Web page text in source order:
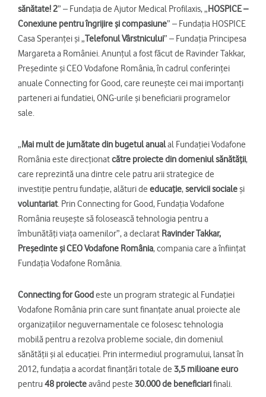
sănătate! 2” – Fundația de Ajutor Medical Profilaxis, „HOSPICE –
Conexiune pentru îngrijire şi compasiune” – Fundația HOSPICE
Casa Speranței și „Telefonul Vârstnicului” – Fundația Principesa
Margareta a României. Anunțul a fost făcut de Ravinder Takkar,
Președinte și CEO Vodafone România, în cadrul conferinței
anuale Connecting for Good, care reunește cei mai importanți
parteneri ai fundatiei, ONG-urile și beneficiarii programelor
sale.
„Mai mult de jumătate din bugetul anualal Fundației Vodafone
România este direcționatcătre proiecte din domeniul sănătății,
care reprezintă una dintre cele patru arii strategice de
investiție pentru fundație, alături de educație,servicii sociale și
voluntariat. Prin Connecting for Good, Fundația Vodafone
România reușește să folosească tehnologia pentru a
îmbunătăți viața oamenilor”, a declarat Ravinder Takkar,
Președinte și CEO Vodafone România, compania care a înființat
Fundația Vodafone România.
Connecting for Goodeste un program strategic al Fundației
Vodafone România prin care sunt finanțate anual proiecte ale
organizațiilor neguvernamentale ce folosesc tehnologia
mobilă pentru a rezolva probleme sociale, din domeniul
sănătății și al educației. Prin intermediul programului, lansat în
2012, fundația a acordat finanțări totale de 3,5 milioane euro
pentru48 proiecteavând peste 30.000 de beneficiarifinali.